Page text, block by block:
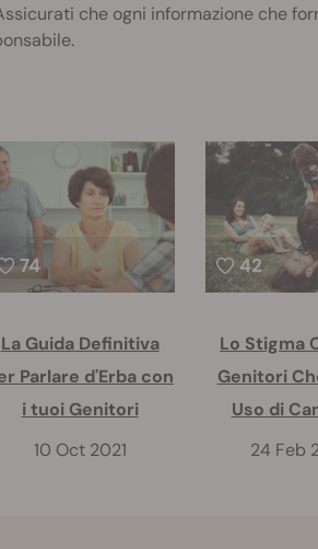
che ogni informazione che
74
La Guida Definitiva
Parlare d'Erba con
i tuoi Genitori
10 Oct 2021
42
Lo Stigma
Genitori
Uso di
24 Feb